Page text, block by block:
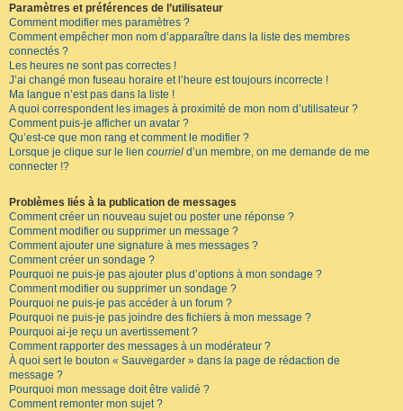
Paramètres et préférences de l’utilisateur
Comment modifier mes paramètres ?
Comment empêcher mon nom d’apparaître dans la liste des membres
connectés ?
Les heures ne sont pas correctes !
J’ai changé mon fuseau horaire et l’heure est toujours incorrecte !
Ma langue n’est pas dans la liste !
A quoi correspondent les images à proximité de mon nom d’utilisateur ?
Comment puis-je afficher un avatar ?
Qu’est-ce que mon rang et comment le modifier ?
Lorsque je clique sur le lien courriel d’un membre, on me demande de me
connecter !?
Problèmes liés à la publication de messages
Comment créer un nouveau sujet ou poster une réponse ?
Comment modifier ou supprimer un message ?
Comment ajouter une signature à mes messages ?
Comment créer un sondage ?
Pourquoi ne puis-je pas ajouter plus d’options à mon sondage ?
Comment modifier ou supprimer un sondage ?
Pourquoi ne puis-je pas accéder à un forum ?
Pourquoi ne puis-je pas joindre des fichiers à mon message ?
Pourquoi ai-je reçu un avertissement ?
Comment rapporter des messages à un modérateur ?
À quoi sert le bouton « Sauvegarder » dans la page de rédaction de
message ?
Pourquoi mon message doit être validé ?
Comment remonter mon sujet ?